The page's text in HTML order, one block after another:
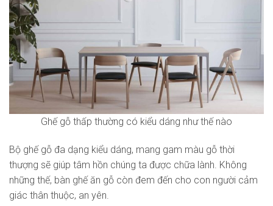
Ghế gỗ thấp thường có kiểu dáng như thế nào
Bộ ghế gỗ đa dạng kiểu dáng, mang gam màu gỗ thời
thượng sẽ giúp tâm hồn chúng ta được chữa lành. Không
những thế, bàn ghế ăn gỗ còn đem đến cho con người cảm
giác thân thuộc, an yên.